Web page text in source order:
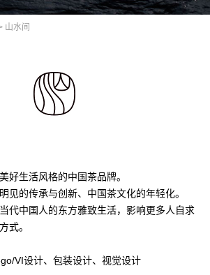
山水间
好生活风格的中国茶品牌。
见的传承与创新、中国茶文化的年轻化。
代中国人的东方雅致生活，影响更多人自求
式。
VI设计、包装设计、视觉设计